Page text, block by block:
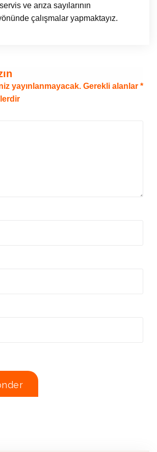
ve arıza sayılarının
çalışmalar yapmaktayız.
yayınlanmayacak. Gerekli alanlar *